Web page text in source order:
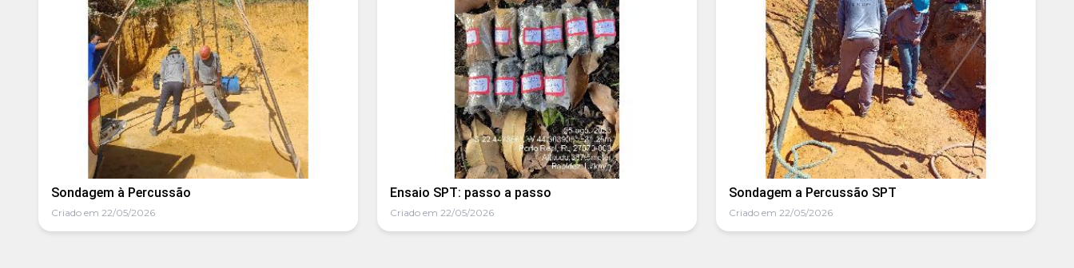
Sondagem à Percussão
Criado em 22/05/2026
Ensaio SPT: passo a passo
Criado em 22/05/2026
Sondagem a Percussão SPT
Criado em 22/05/2026